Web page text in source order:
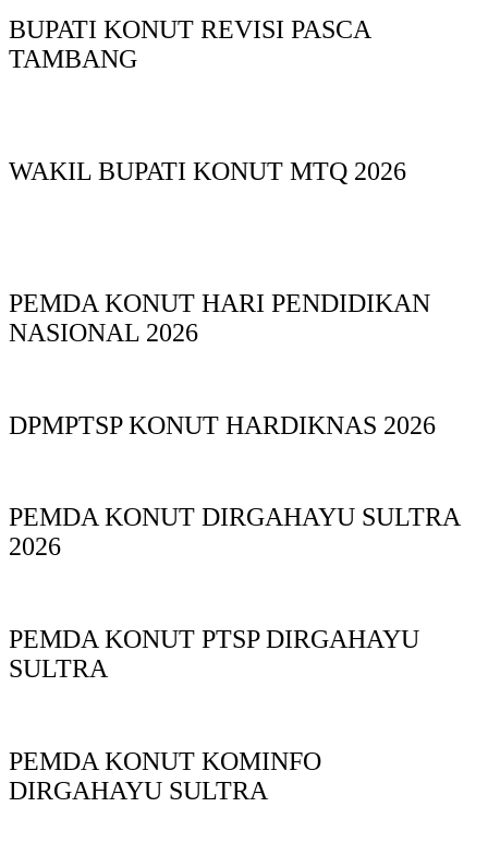
BUPATI KONUT REVISI PASCA
TAMBANG
WAKIL BUPATI KONUT MTQ 2026
PEMDA KONUT HARI PENDIDIKAN
NASIONAL 2026
DPMPTSP KONUT HARDIKNAS 2026
PEMDA KONUT DIRGAHAYU SULTRA
2026
PEMDA KONUT PTSP DIRGAHAYU
SULTRA
PEMDA KONUT KOMINFO
DIRGAHAYU SULTRA